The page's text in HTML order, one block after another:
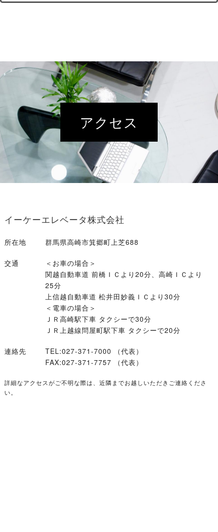
アクセス
イーケーエレベータ株式会社
所在地 群馬県高崎市箕郷町上芝688
交通
＜お車の場合＞
関越自動車道 前橋ＩＣより20分、高崎ＩＣより
25分
上信越自動車道 松井田妙義ＩＣより30分
＜電車の場合＞
ＪＲ高崎駅下車 タクシーで30分
ＪＲ上越線問屋町駅下車 タクシーで20分
連絡先
TEL:027-371-7000 （代表）
FAX:027-371-7757 （代表）
詳細なアクセスがご不明な際は、近隣までお越しいただきご連絡くださ
い。